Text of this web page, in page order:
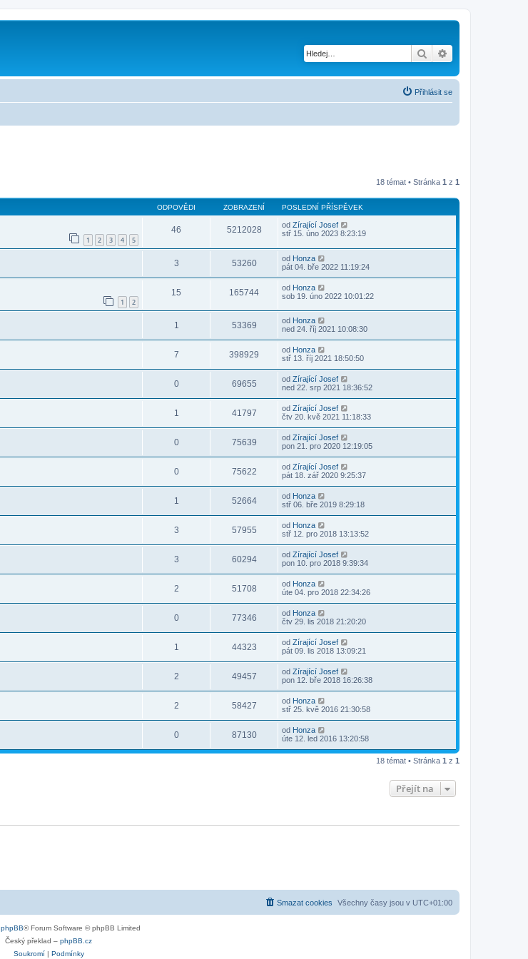
Hledat
Přihlásit se
18 témat • Stránka 1 z 1
ODPOVĚDI ZOBRAZENÍ POSLEDNÍ PŘÍSPĚVEK
1 2 3 4 5
46 5212028 od Zírající Josef
stř 15. úno 2023 8:23:19
3 53260 od Honza
pát 04. bře 2022 11:19:24
1 2
15 165744 od Honza
sob 19. úno 2022 10:01:22
1 53369 od Honza
ned 24. říj 2021 10:08:30
7 398929 od Honza
stř 13. říj 2021 18:50:50
0 69655 od Zírající Josef
ned 22. srp 2021 18:36:52
1 41797 od Zírající Josef
čtv 20. kvě 2021 11:18:33
0 75639 od Zírající Josef
pon 21. pro 2020 12:19:05
0 75622 od Zírající Josef
pát 18. zář 2020 9:25:37
1 52664 od Honza
stř 06. bře 2019 8:29:18
3 57955 od Honza
stř 12. pro 2018 13:13:52
3 60294 od Zírající Josef
pon 10. pro 2018 9:39:34
2 51708 od Honza
úte 04. pro 2018 22:34:26
0 77346 od Honza
čtv 29. lis 2018 21:20:20
1 44323 od Zírající Josef
pát 09. lis 2018 13:09:21
2 49457 od Zírající Josef
pon 12. bře 2018 16:26:38
2 58427 od Honza
stř 25. kvě 2016 21:30:58
0 87130 od Honza
úte 12. led 2016 13:20:58
18 témat • Stránka 1 z 1
Přejít na
Všechny časy jsou v UTC+01:00
Smazat cookies
phpBB® Forum Software © phpBB Limited
Český překlad – phpBB.cz
Soukromí| Podmínky